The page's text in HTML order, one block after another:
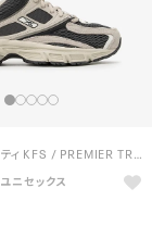
プレミア トリニティ KFS / PREMIER TRINITY KFS （グレー）